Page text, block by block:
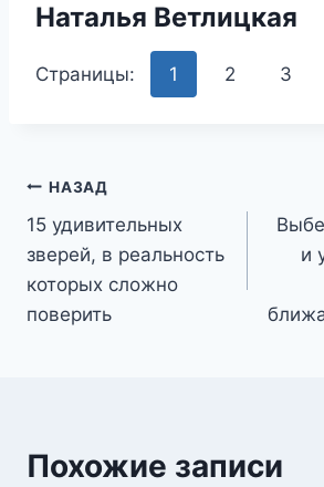
Наталья Ветлицкая
Страницы: 1 2 3
Навигация
по
записям
НАЗАД
15 удивительных
зверей, в реальность
которых сложно
поверить
и
Похожие записи